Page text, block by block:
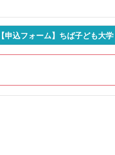
【申込フォーム】ちば子ども大